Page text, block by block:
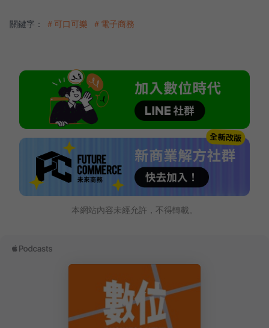
關鍵字： ＃可口可樂 ＃電子商務
本網站內容未經允許，不得轉載。